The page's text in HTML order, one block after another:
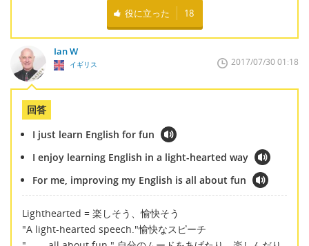
役に立った 18
Ian W
イギリス 2017/07/30 01:18
回答
I just learn English for fun
I enjoy learning English in a light-hearted way
For me, improving my English is all about fun
Lighthearted = 楽しそう、愉快そう
"A light-hearted speech."愉快なスピーチ